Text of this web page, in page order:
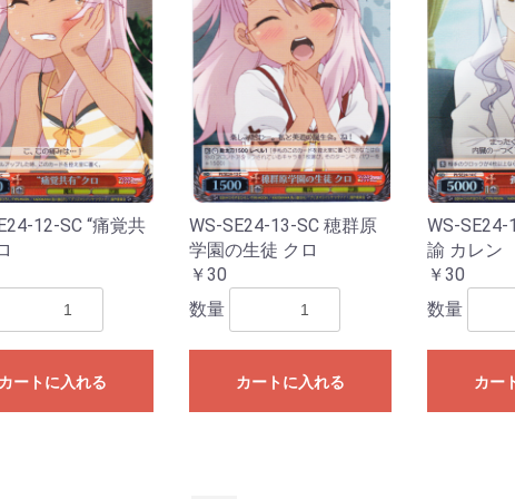
12-SC “痛覚共
ートに入れる
WS-SE24-13-SC 穂群原
学園の生徒 クロ
￥30
数量
カートに入れる
WS-SE24-
諭 カレン
￥30
数量
カー